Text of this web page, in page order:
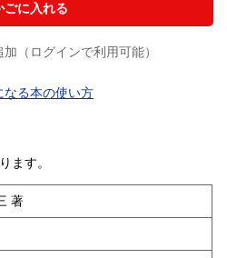
ごに入れる
（ログインで利用可能）
なる本の使い方
ます。
著